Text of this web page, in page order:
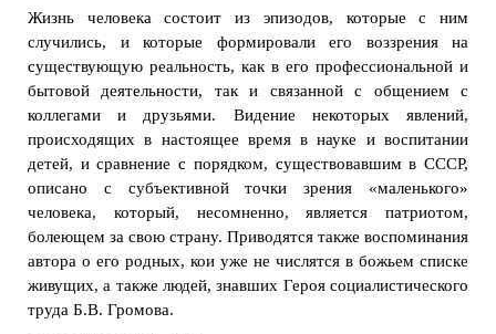
Жизнь человека состоит из эпизодов, которые с ним
случились, и которые формировали его воззрения на
существующую реальность, как в его профессиональной и
бытовой деятельности, так и связанной с общением с
коллегами и друзьями. Видение некоторых явлений,
происходящих в настоящее время в науке и воспитании
детей, и сравнение с порядком, существовавшим в СССР,
описано с субъективной точки зрения «маленького»
человека, который, несомненно, является патриотом,
болеющем за свою страну. Приводятся также воспоминания
автора о его родных, кои уже не числятся в божьем списке
живущих, а также людей, знавших Героя социалистического
труда Б.В. Громова.